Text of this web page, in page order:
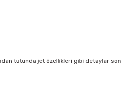
tutunda jet özellikleri gibi detaylar